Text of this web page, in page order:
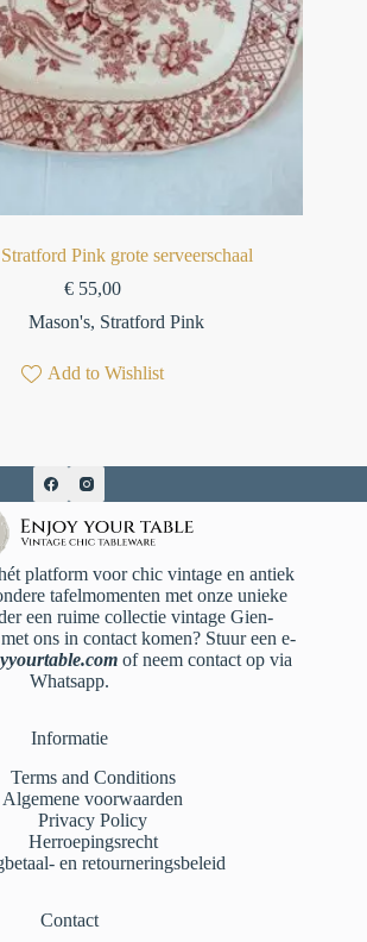
Pink grote serveerschaal
€ 55,00
Mason's, Stratford Pink
Add to Wishlist
platform voor chic vintage en antiek
tafelmomenten met onze unieke
een ruime collectie vintage Gien-
ons in contact komen? Stuur een e-
of neem contact op via
Whatsapp.
Informatie
Terms and Conditions
Algemene voorwaarden
Privacy Policy
Herroepingsrecht
en retourneringsbeleid
Contact